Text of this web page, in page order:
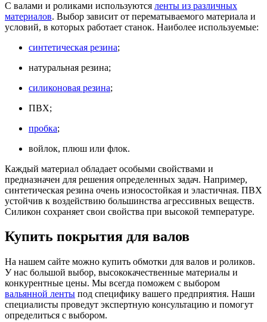
С валами и роликами используются ленты из различных
материалов. Выбор зависит от перематываемого материала и
условий, в которых работает станок. Наиболее используемые:
синтетическая резина;
натуральная резина;
силиконовая резина;
ПВХ;
пробка;
войлок, плюш или флок.
Каждый материал обладает особыми свойствами и
предназначен для решения определенных задач. Например,
синтетическая резина очень износостойкая и эластичная. ПВХ
устойчив к воздействию большинства агрессивных веществ.
Силикон сохраняет свои свойства при высокой температуре.
Купить покрытия для валов
На нашем сайте можно купить обмотки для валов и роликов.
У нас большой выбор, высококачественные материалы и
конкурентные цены. Мы всегда поможем с выбором
вальянной ленты под специфику вашего предприятия. Наши
специалисты проведут экспертную консультацию и помогут
определиться с выбором.